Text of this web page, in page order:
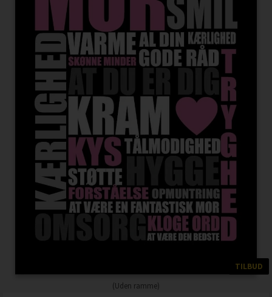
TILBUD
(Uden ramme)